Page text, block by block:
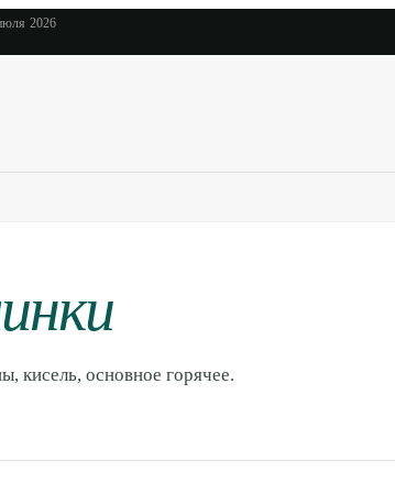
2026
кисель, основное горячее.